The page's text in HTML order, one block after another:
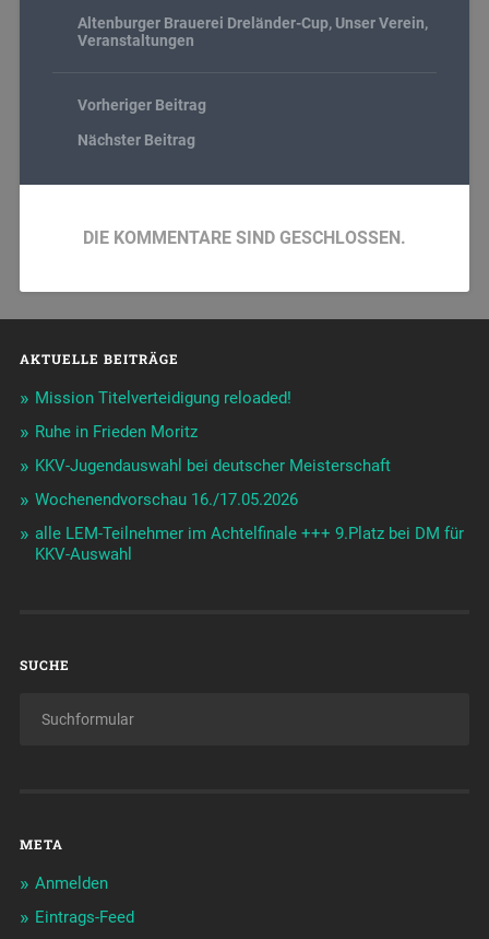
Altenburger Brauerei Dreländer-Cup, Unser Verein,
Veranstaltungen
Vorheriger Beitrag
Nächster Beitrag
DIE KOMMENTARE SIND GESCHLOSSEN.
AKTUELLE BEITRÄGE
Mission Titelverteidigung reloaded!
Ruhe in Frieden Moritz
KKV-Jugendauswahl bei deutscher Meisterschaft
Wochenendvorschau 16./17.05.2026
alle LEM-Teilnehmer im Achtelfinale +++ 9.Platz bei DM für
KKV-Auswahl
SUCHE
META
Anmelden
Eintrags-Feed